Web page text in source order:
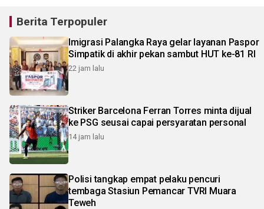
Berita Terpopuler
Imigrasi Palangka Raya gelar layanan Paspor
Simpatik di akhir pekan sambut HUT ke-81 RI
22 jam lalu
Striker Barcelona Ferran Torres minta dijual
ke PSG seusai capai persyaratan personal
14 jam lalu
Polisi tangkap empat pelaku pencuri
tembaga Stasiun Pemancar TVRI Muara
Teweh